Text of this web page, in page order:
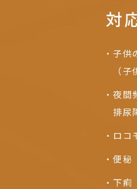
対
子供
（
夜間
排尿
ロコ
便秘
下痢